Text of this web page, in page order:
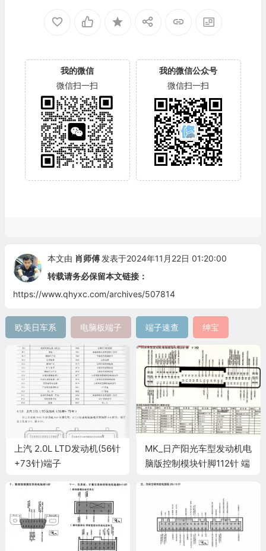
我的微信
微信扫一扫
我的微信公众号
微信扫一扫
本文由 肖师傅 发表于2024年11月22日 01:20:00
转载请务必保留本文链接：
https://www.qhyxc.com/archives/507814
欧美日车系 电脑板端子 端子速查 绅宝
上汽 2.0L LTD发动机(56针
+73针)端子
MK_日产阳光车型发动机电
脑版控制模块针脚112针 端